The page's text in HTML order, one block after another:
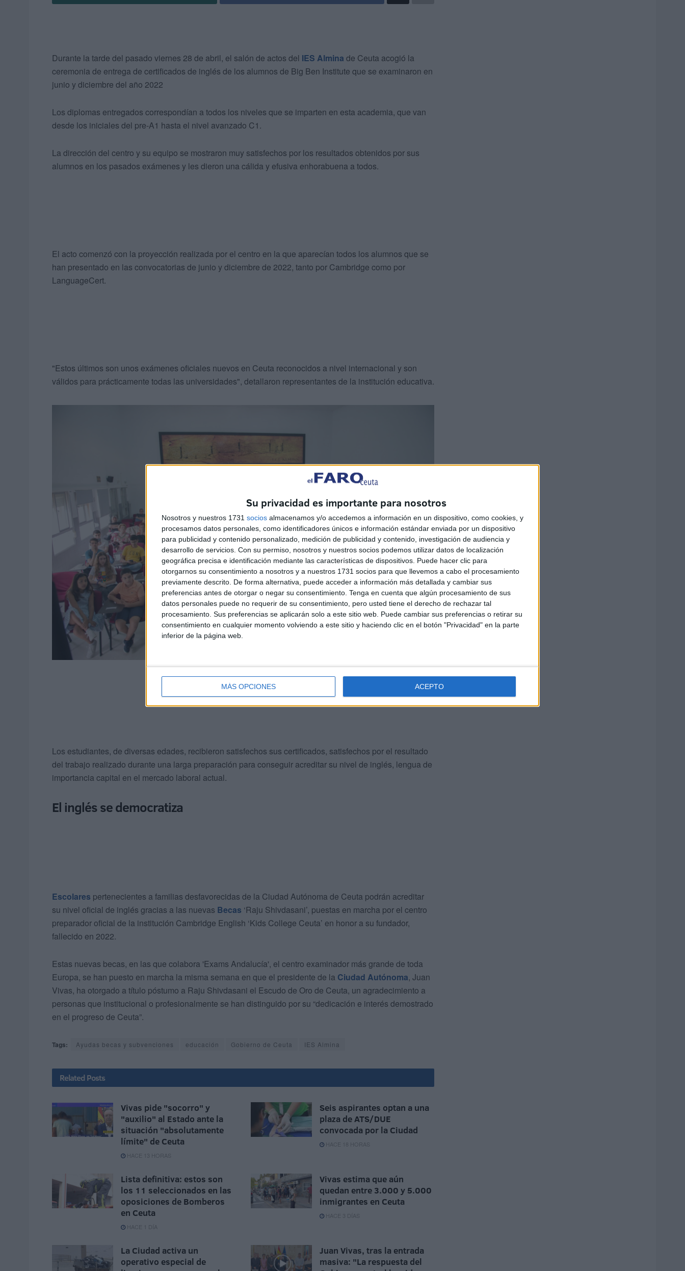
Su privacidad es importante para nosotros
Nosotros y nuestros 1731 socios almacenamos y/o accedemos a información en un dispositivo, como cookies, y
procesamos datos personales, como identificadores únicos e información estándar enviada por un dispositivo
para publicidad y contenido personalizado, medición de publicidad y contenido, investigación de audiencia y
desarrollo de servicios. Con su permiso, nosotros y nuestros socios podemos utilizar datos de localización
geográfica precisa e identificación mediante las características de dispositivos. Puede hacer clic para
otorgarnos su consentimiento a nosotros y a nuestros 1731 socios para que llevemos a cabo el procesamiento
previamente descrito. De forma alternativa, puede acceder a información más detallada y cambiar sus
preferencias antes de otorgar o negar su consentimiento. Tenga en cuenta que algún procesamiento de sus
datos personales puede no requerir de su consentimiento, pero usted tiene el derecho de rechazar tal
procesamiento. Sus preferencias se aplicarán solo a este sitio web. Puede cambiar sus preferencias o retirar su
consentimiento en cualquier momento volviendo a este sitio y haciendo clic en el botón "Privacidad" en la parte
inferior de la página web.
MÁS OPCIONES ACEPTO
Durante la tarde del pasado viernes 28 de abril, el salón de actos del IES Almina de Ceuta acogió la
ceremonia de entrega de certificados de inglés de los alumnos de Big Ben Institute que se examinaron en
junio y diciembre del año 2022
Los diplomas entregados correspondían a todos los niveles que se imparten en esta academia, que van
desde los iniciales del pre-A1 hasta el nivel avanzado C1.
La dirección del centro y su equipo se mostraron muy satisfechos por los resultados obtenidos por sus
alumnos en los pasados exámenes y les dieron una cálida y efusiva enhorabuena a todos.
El acto comenzó con la proyección realizada por el centro en la que aparecían todos los alumnos que se
han presentado en las convocatorias de junio y diciembre de 2022, tanto por Cambridge como por
LanguageCert.
"Estos últimos son unos exámenes oficiales nuevos en Ceuta reconocidos a nivel internacional y son
válidos para prácticamente todas las universidades", detallaron representantes de la institución educativa.
Los estudiantes, de diversas edades, recibieron satisfechos sus certificados, satisfechos por el resultado
del trabajo realizado durante una larga preparación para conseguir acreditar su nivel de inglés, lengua de
importancia capital en el mercado laboral actual.
El inglés se democratiza
Escolares pertenecientes a familias desfavorecidas de la Ciudad Autónoma de Ceuta podrán acreditar
su nivel oficial de inglés gracias a las nuevas Becas ‘Raju Shivdasani’, puestas en marcha por el centro
preparador oficial de la institución Cambridge English ‘Kids College Ceuta’ en honor a su fundador,
fallecido en 2022.
Estas nuevas becas, en las que colabora 'Exams Andalucía', el centro examinador más grande de toda
Europa, se han puesto en marcha la misma semana en que el presidente de la Ciudad Autónoma, Juan
Vivas, ha otorgado a título póstumo a Raju Shivdasani el Escudo de Oro de Ceuta, un agradecimiento a
personas que institucional o profesionalmente se han distinguido por su “dedicación e interés demostrado
en el progreso de Ceuta”.
Tags: Ayudas becas y subvenciones educación Gobierno de Ceuta IES Almina
Related Posts
Vivas pide "socorro" y
"auxilio" al Estado ante la
situación "absolutamente
límite" de Ceuta
HACE 13 HORAS
Seis aspirantes optan a una
plaza de ATS/DUE
convocada por la Ciudad
HACE 18 HORAS
Lista definitiva: estos son
los 11 seleccionados en las
oposiciones de Bomberos
en Ceuta
HACE 1 DÍA
Vivas estima que aún
quedan entre 3.000 y 5.000
inmigrantes en Ceuta
HACE 3 DÍAS
La Ciudad activa un
operativo especial de
Juan Vivas, tras la entrada
masiva: "La respuesta del